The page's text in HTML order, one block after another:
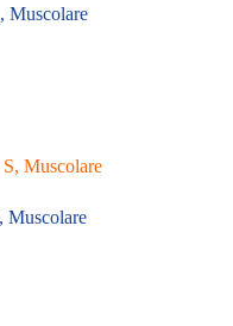
Muscolare
Muscolare